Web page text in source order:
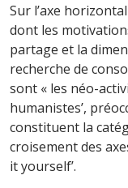
Sur l’axe
dont les
partage et la
recherche de
sont « les néo-
humanistes’,
constituent la
croisement des
it yourself’.